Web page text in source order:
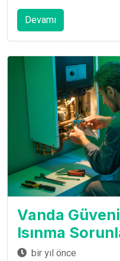
Devamı
Vanda
Isınma
bir yıl önce